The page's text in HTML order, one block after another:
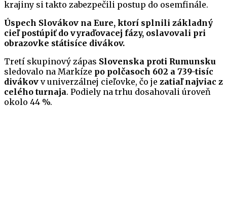
krajiny si takto zabezpečili postup do osemfinále.
Úspech Slovákov na Eure, ktorí splnili základný
cieľ postúpiť do vyraďovacej fázy, oslavovali pri
obrazovke státisíce divákov.
Tretí skupinový zápas Slovenska proti Rumunsku
sledovalo na Markíze po polčasoch 602 a 739-tisíc
divákov v univerzálnej cieľovke, čo je zatiaľ najviac z
celého turnaja. Podiely na trhu dosahovali úroveň
okolo 44 %.